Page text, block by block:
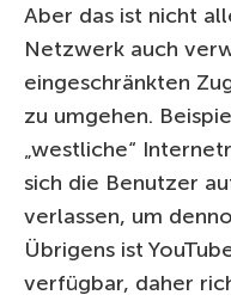
Aber das ist nicht
Netzwerk auch
eingeschränkten
zu umgehen.
„westliche“
sich die Benutzer
verlassen, um
Übrigens ist
verfügbar, daher